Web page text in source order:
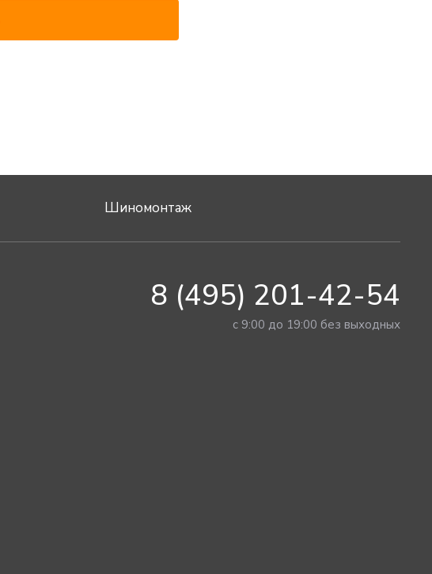
Шиномонтаж
8 (495) 201-42-54
с 9:00 до 19:00 без выходных